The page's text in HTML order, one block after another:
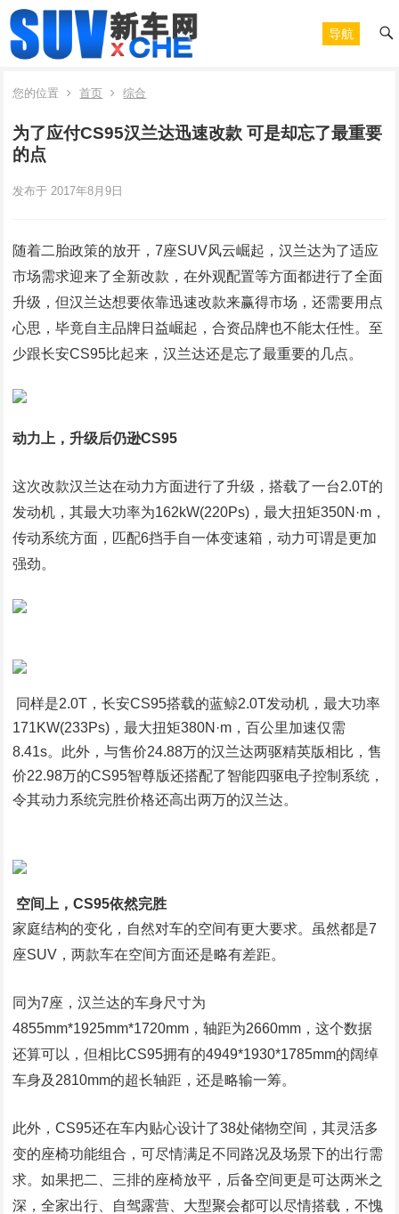
导航
您的位置 首页 综合
为了应付CS95汉兰达迅速改款 可是却忘了最重要
的点
发布于 2017年8月9日
随着二胎政策的放开，7座SUV风云崛起，汉兰达为了适应
市场需求迎来了全新改款，在外观配置等方面都进行了全面
升级，但汉兰达想要依靠迅速改款来赢得市场，还需要用点
心思，毕竟自主品牌日益崛起，合资品牌也不能太任性。至
少跟长安CS95比起来，汉兰达还是忘了最重要的几点。
动力上，升级后仍逊CS95
这次改款汉兰达在动力方面进行了升级，搭载了一台2.0T的
发动机，其最大功率为162kW(220Ps)，最大扭矩350N·m，
传动系统方面，匹配6挡手自一体变速箱，动力可谓是更加
强劲。
同样是2.0T，长安CS95搭载的蓝鲸2.0T发动机，最大功率
171KW(233Ps)，最大扭矩380N·m，百公里加速仅需
8.41s。此外，与售价24.88万的汉兰达两驱精英版相比，售
价22.98万的CS95智尊版还搭配了智能四驱电子控制系统，
令其动力系统完胜价格还高出两万的汉兰达。
空间上，CS95依然完胜
家庭结构的变化，自然对车的空间有更大要求。虽然都是7
座SUV，两款车在空间方面还是略有差距。
同为7座，汉兰达的车身尺寸为
4855mm*1925mm*1720mm，轴距为2660mm，这个数据
还算可以，但相比CS95拥有的4949*1930*1785mm的阔绰
车身及2810mm的超长轴距，还是略输一筹。
此外，CS95还在车内贴心设计了38处储物空间，其灵活多
变的座椅功能组合，可尽情满足不同路况及场景下的出行需
求。如果把二、三排的座椅放平，后备空间更是可达两米之
深，全家出行、自驾露营、大型聚会都可以尽情搭载，不愧